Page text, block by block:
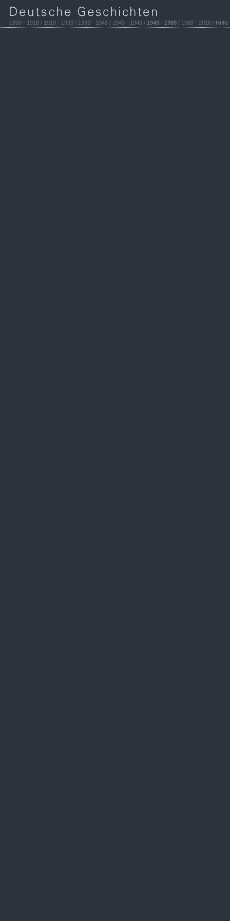
1890 - 1918 / 1919 - 1933 / 1933 - 1945 / 1945 - 1949 / 1949 - 1989 / 1989 - 2016 / Hilfe